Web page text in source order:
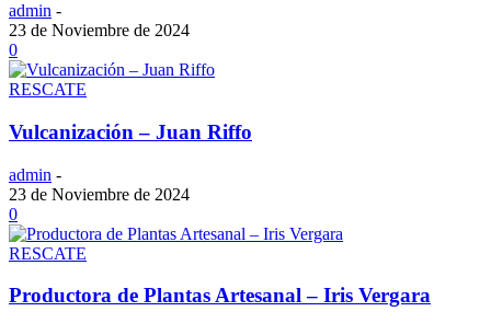
admin -
23 de Noviembre de 2024
0
RESCATE
Vulcanización – Juan Riffo
admin -
23 de Noviembre de 2024
0
RESCATE
Productora de Plantas Artesanal – Iris Vergara